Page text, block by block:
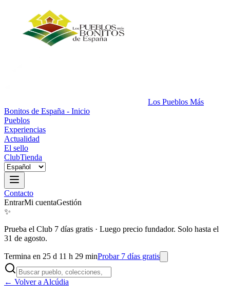
Los Pueblos Más
Bonitos de España - Inicio
Pueblos
Experiencias
Actualidad
El sello
ClubTienda
Contacto
EntrarMi cuentaGestión
✨
Prueba el Club 7 días gratis · Luego precio fundador. Solo hasta el
31 de agosto.
Termina en 25 d 11 h 29 minProbar 7 días gratis
← Volver a Alcúdia